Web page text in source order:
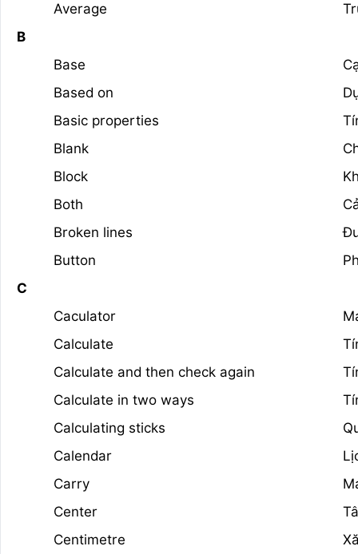
Average
B
Base
Based on
Basic properties
Blank
Block
Both
Broken lines
Button
C
Caculator
Calculate
Calculate and then check again
Calculate in two ways
Calculating sticks
Calendar
Carry
Center
Centimetre